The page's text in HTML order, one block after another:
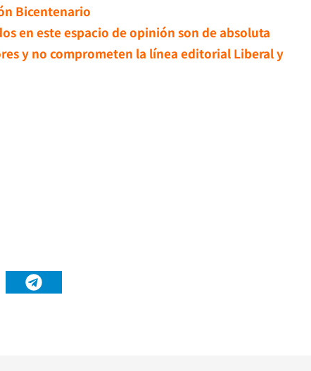
Bicentenario
en este espacio de opinión son de absoluta
y no comprometen la línea editorial Liberal y